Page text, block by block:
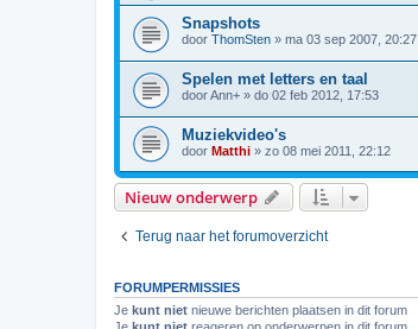
Snapshots
door ThomSten » ma 03 sep 2007, 20:27
Spelen met letters en taal
doorAnn+ » do 02 feb 2012, 17:53
Muziekvideo's
door Matthi » zo 08 mei 2011, 22:12
Nieuw onderwerp
Terug naar het forumoverzicht
FORUMPERMISSIES
Je kunt niet nieuwe berichten plaatsen in dit forum